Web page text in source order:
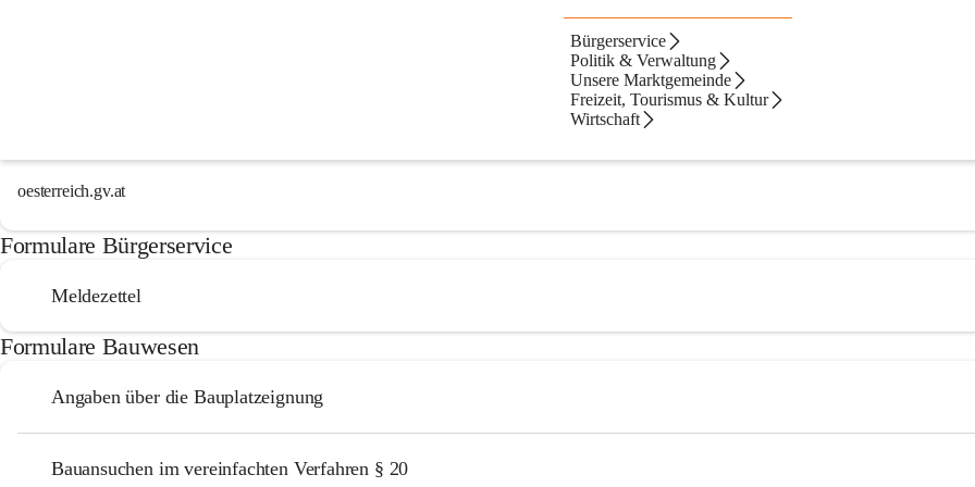
Bürgerservice
Politik & Verwaltung
Unsere Marktgemeinde
Freizeit, Tourismus & Kultur
Wirtschaft
oesterreich.gv.at
Formulare Bürgerservice
Meldezettel
Formulare Bauwesen
Angaben über die Bauplatzeignung
Bauansuchen im vereinfachten Verfahren § 20